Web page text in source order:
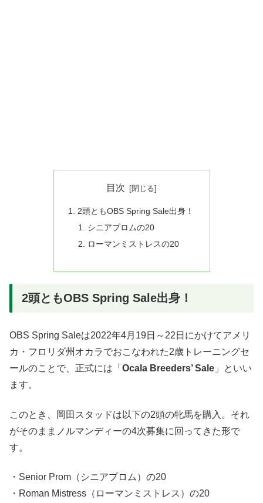
目次
2頭ともOBS Spring Sale出身！
シニアプロムの20
ローマンミストレスの20
2頭ともOBS Spring Sale出身！
OBS Spring Saleは2022年4月19日～22日にかけてアメリ
カ・フロリダ州オカラでおこなわれた2歳トレーニングセ
ールのことで、正式には「 Ocala Breeders’ Sale 」といい
ます。
このとき、岡田スタッドは以下の2頭の牝馬を購入。それ
がそのままノルマンディーの4次募集に回ってきた形で
す。
・Senior Prom（シニアプロム）の20
・Roman Mistress（ローマンミストレス）の20